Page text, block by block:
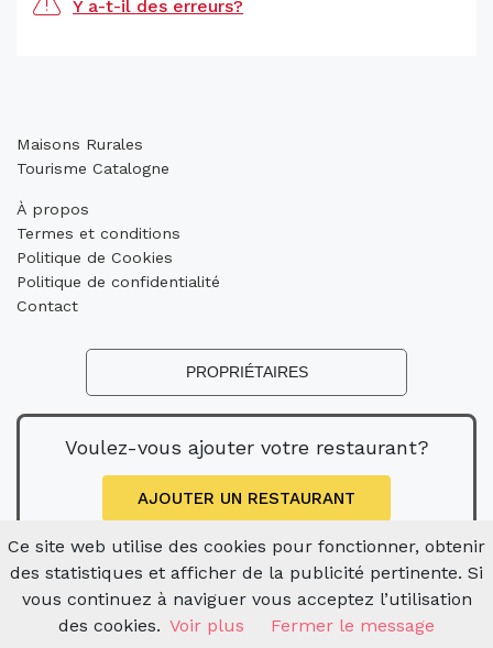
Y a-t-il des erreurs?
Maisons Rurales
Tourisme Catalogne
À propos
Termes et conditions
Politique de Cookies
Politique de confidentialité
Contact
PROPRIÉTAIRES
Voulez-vous ajouter votre restaurant?
AJOUTER UN RESTAURANT
Ce site web utilise des cookies pour fonctionner, obtenir
des statistiques et afficher de la publicité pertinente. Si
vous continuez à naviguer vous acceptez l’utilisation
des cookies. Voir plus Fermer le message